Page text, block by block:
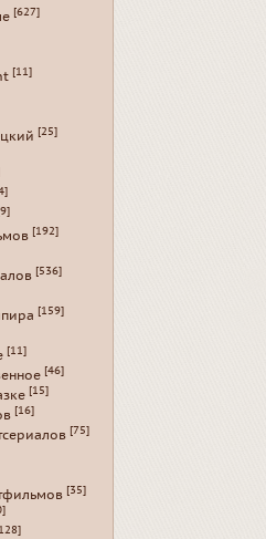
[627]
[11]
[25]
[192]
[536]
[159]
[11]
[46]
[15]
[16]
[75]
[35]